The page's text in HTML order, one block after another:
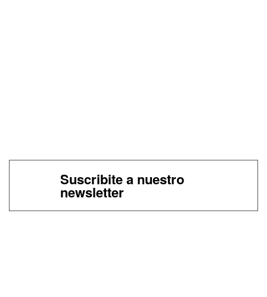
Suscribite a nuestro
newsletter